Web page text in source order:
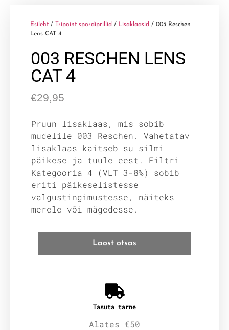
Esileht / Tripoint spordiprillid / Lisaklaasid / 003 Reschen
Lens CAT 4
003 RESCHEN LENS
CAT 4
€29,95
Pruun lisaklaas, mis sobib
mudelile 003 Reschen. Vahetatav
lisaklaas kaitseb su silmi
päikese ja tuule eest. Filtri
Kategooria 4 (VLT 3-8%) sobib
eriti päikeselistesse
valgustingimustesse, näiteks
merele või mägedesse.
Laost otsas
Tasuta tarne
Alates €50